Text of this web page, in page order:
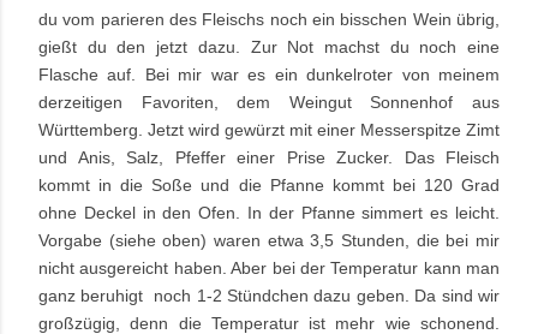
du vom parieren des Fleischs noch ein bisschen Wein übrig,
gießt du den jetzt dazu. Zur Not machst du noch eine
Flasche auf. Bei mir war es ein dunkelroter von meinem
derzeitigen Favoriten, dem Weingut Sonnenhof aus
Württemberg. Jetzt wird gewürzt mit einer Messerspitze Zimt
und Anis, Salz, Pfeffer einer Prise Zucker. Das Fleisch
kommt in die Soße und die Pfanne kommt bei 120 Grad
ohne Deckel in den Ofen. In der Pfanne simmert es leicht.
Vorgabe (siehe oben) waren etwa 3,5 Stunden, die bei mir
nicht ausgereicht haben. Aber bei der Temperatur kann man
ganz beruhigt noch 1-2 Stündchen dazu geben. Da sind wir
großzügig, denn die Temperatur ist mehr wie schonend.